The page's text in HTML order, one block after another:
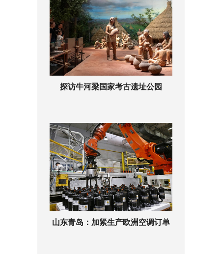
探访牛河梁国家考古遗址公园
山东青岛：加紧生产欧洲空调订单